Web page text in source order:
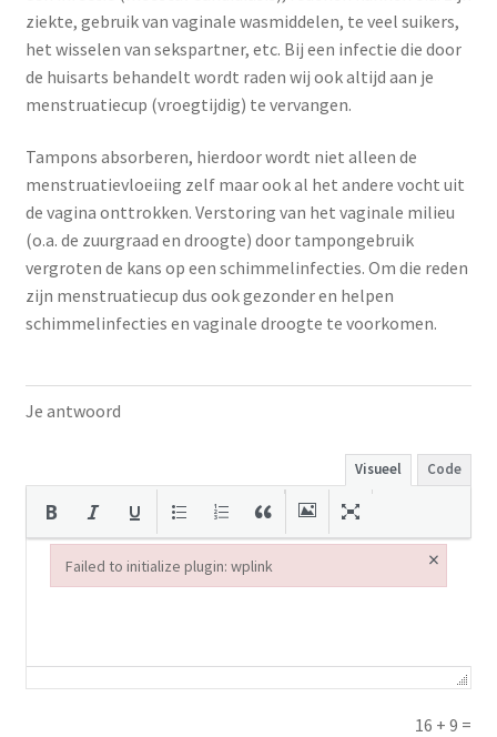
ziekte, gebruik van vaginale wasmiddelen, te veel suikers,
het wisselen van sekspartner, etc. Bij een infectie die door
de huisarts behandelt wordt raden wij ook altijd aan je
menstruatiecup (vroegtijdig) te vervangen.
Tampons absorberen, hierdoor wordt niet alleen de
menstruatievloeiing zelf maar ook al het andere vocht uit
de vagina onttrokken. Verstoring van het vaginale milieu
(o.a. de zuurgraad en droogte) door tampongebruik
vergroten de kans op een schimmelinfecties. Om die reden
zijn menstruatiecup dus ook gezonder en helpen
schimmelinfecties en vaginale droogte te voorkomen.
Je antwoord
Visueel Code
16 + 9 =
Failed to initialize plugin: wplink ×
Failed to initialize plugin: wplink